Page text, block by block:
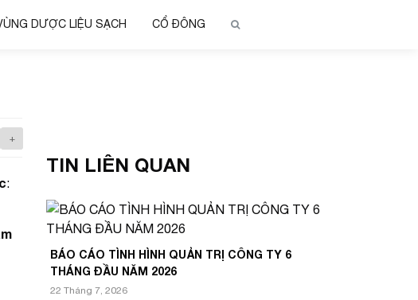
DƯỢC LIỆU SẠCH CỔ ĐÔNG
+
:
TIN LIÊN QUAN
BÁO CÁO TÌNH HÌNH QUẢN TRỊ CÔNG TY 6
THÁNG ĐẦU NĂM 2026
22 Tháng 7, 2026